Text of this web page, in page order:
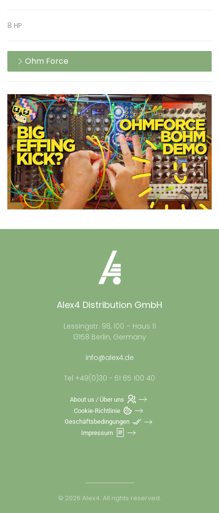
8 HP
Ohm Force
Alex4 Distribution GmbH
Lessingstr. 98, 100 – Haus 11
13158 Berlin, Germany
info@alex4.de
Tel +49(0)30 - 61 65 100 40
About us / Über uns
Cookie-Richtlinie
Geschäftsbedingungen
Impressum
© 2026 Alex4. All rights reserved.
.